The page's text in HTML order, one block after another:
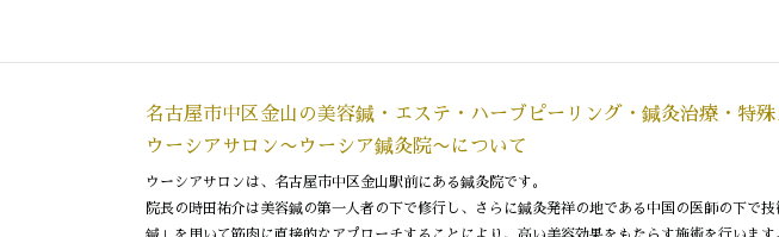
名古屋市中区金山の美容鍼・エステ・ ハーブピーリング・鍼灸治療・特殊
ウーシアサロン〜ウーシア鍼灸院〜について
ウーシアサロンは、名古屋市中区金山駅前にある鍼灸院です。
院長の時田祐介は美容鍼の第一人者の下で修行し、さらに鍼灸発祥の地である中国の医師の下